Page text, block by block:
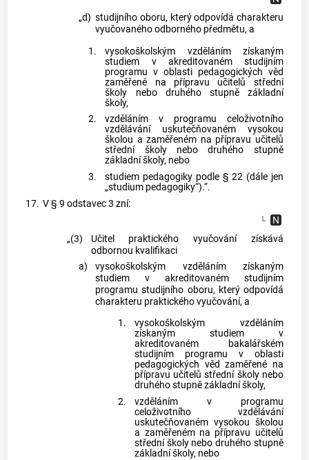
„d) studijního oboru, který odpovídá charakteru
vyučovaného odborného předmětu, a
1.
vysokoškolským vzděláním získaným
studiem v akreditovaném studijním
programu v oblasti pedagogických věd
zaměřené na přípravu učitelů střední
školy nebo druhého stupně základní
školy,
2.
vzděláním v programu celoživotního
vzdělávání uskutečňovaném vysokou
školou a zaměřeném na přípravu učitelů
střední školy nebo druhého stupně
základní školy, nebo
3.
studiem pedagogiky podle § 22 (dále jen
„studium pedagogiky“).“.
17. V § 9 odstavec 3 zní:
„(3)
Učitel praktického vyučování získává
odbornou kvalifikaci
a)
vysokoškolským vzděláním získaným
studiem v akreditovaném studijním
programu studijního oboru, který odpovídá
charakteru praktického vyučování, a
1.
vysokoškolským vzděláním
získaným studiem v
akreditovaném bakalářském
studijním programu v oblasti
pedagogických věd zaměřené na
přípravu učitelů střední školy nebo
druhého stupně základní školy,
2.
vzděláním v programu
celoživotního vzdělávání
uskutečňovaném vysokou školou
a zaměřeném na přípravu učitelů
střední školy nebo druhého stupně
základní školy, nebo